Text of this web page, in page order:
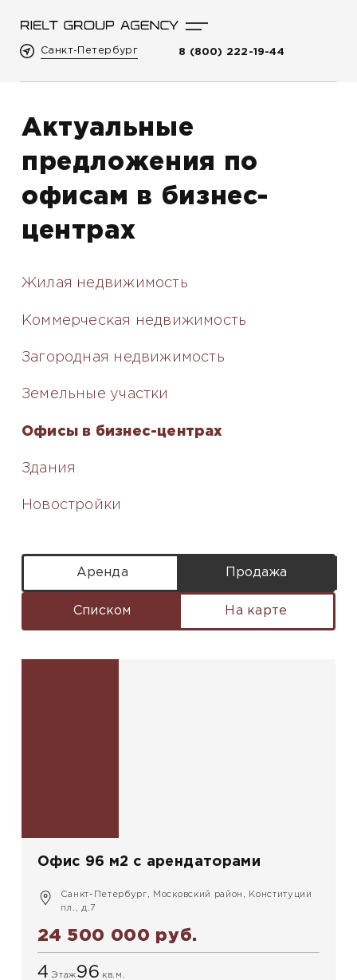
Санкт-Петербург 8 (800) 222-19-44
Актуальные
предложения по
офисам в бизнес-
центрах
Жилая недвижимость
Коммерческая недвижимость
Загородная недвижимость
Земельные участки
Офисы в бизнес-центрах
Здания
Новостройки
Аренда Продажа
Списком На карте
Офис 96 м2 с арендаторами
Санкт-Петербург, Московский район, Конституции
пл., д.7
24 500 000 руб.
4 Этаж 96 кв.м.